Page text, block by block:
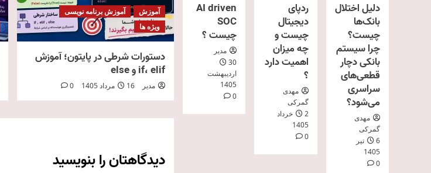
آموزش
آموزش برنامه نویسی
ویژه ها
دستورات شرطی در پایتون؛ آموزش
if، elif و else
مدیر 16 مرداد 1405 0
دیدگاهتان را بنویسید
دلیل اختلال
بانک‌ها
چیست؟
چرا سیستم
بانکی دچار
قطعی‌های
سراسری
می‌شود؟
مهدی
گمرکی
6 تیر
1405
0
ردپای
دیجیتال
چیست و
چه میزان
اهمیت دارد
؟
مهدی
گمرکی
2 خرداد
1405
0
AI driven
SOC
چیست ؟
مدیر
30
اردیبهشت
1405
0